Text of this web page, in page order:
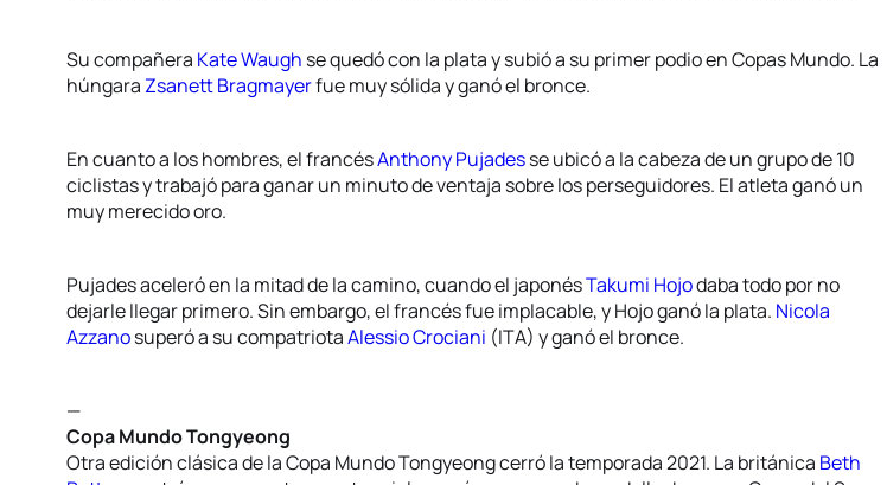
Su compañera Kate Waugh se quedó con la plata y subió a su primer podio en Copas Mundo. La
húngara Zsanett Bragmayerfue muy sólida y ganó el bronce.
En cuanto a los hombres, el francésAnthony Pujadesse ubicó a la cabeza de un grupo de 10
ciclistas y trabajó para ganar un minuto de ventaja sobre los perseguidores. El atleta ganó un
muy merecido oro.
Pujades aceleró en la mitad de la camino, cuando el japonésTakumi Hojodaba todo por no
dejarle llegar primero. Sin embargo, el francés fue implacable, y Hojo ganó la plata. Nicola
Azzanosuperó a su compatriotaAlessio Crociani (ITA) y ganó el bronce.
—
Copa Mundo Tongyeong
Otra edición clásica de la Copa Mundo Tongyeong cerró la temporada 2021. La británica Beth